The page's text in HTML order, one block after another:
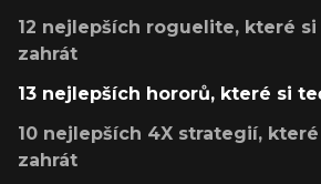
12 nejlepších roguelite, které
zahrát
13 nejlepších hororů, které si
10 nejlepších 4X strategií,
zahrát